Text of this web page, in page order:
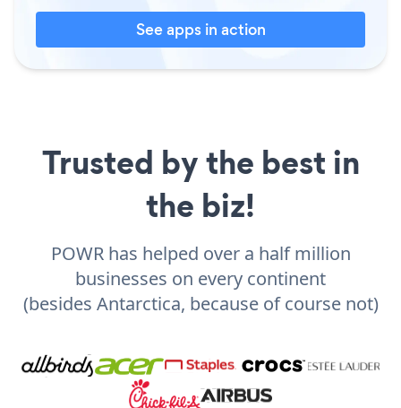
See apps in action
Trusted by the best in
the biz!
POWR has helped over a half million
businesses on every continent
(besides Antarctica, because of course not)